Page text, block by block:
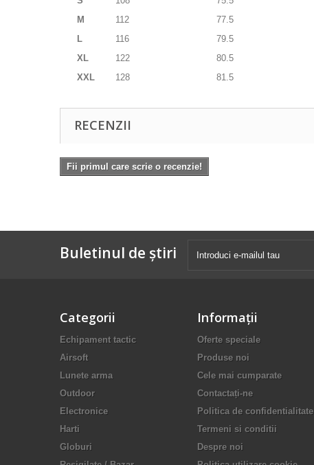
M
112 77.5
L
116 79.5
XL
122 80.5
XXL
128 81.5
RECENZII
Fii primul care scrie o recenzie!
Buletinul de știri
Categorii
Echipament tactic
Airsoft
Lunete arma
Outdoor
Electronice
Harti
Globuri
Informaţii
Oferte speciale
Produse noi
Cele mai cumparate
Contactați-ne
Politica de confidentialitate
Termeni si conditii
Despre noi